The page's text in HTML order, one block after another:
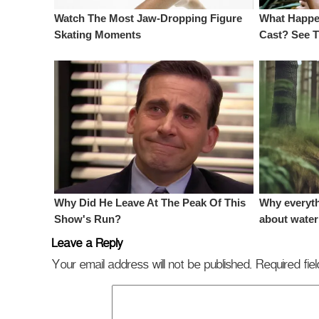
Leave a Reply
Your email address will not be published. Required